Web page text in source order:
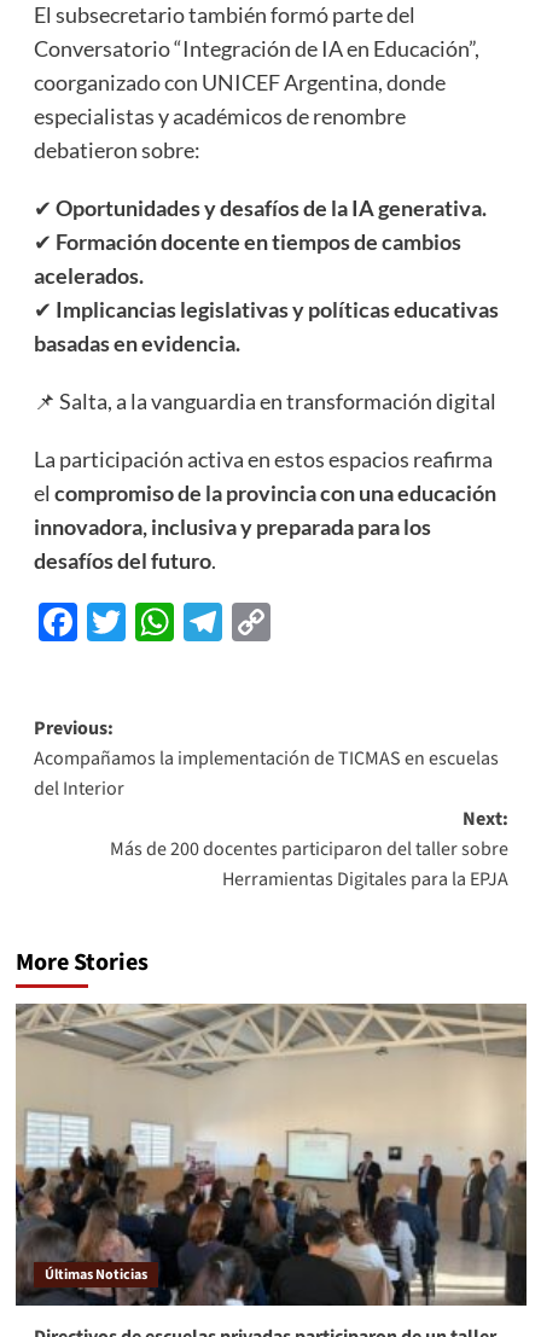
El subsecretario también formó parte del
Conversatorio “Integración de IA en Educación”,
coorganizado con UNICEF Argentina, donde
especialistas y académicos de renombre
debatieron sobre:
✔ Oportunidades y desafíos de la IA generativa.
✔ Formación docente en tiempos de cambios
acelerados.
✔ Implicancias legislativas y políticas educativas
basadas en evidencia.
📌 Salta, a la vanguardia en transformación digital
La participación activa en estos espacios reafirma
el compromiso de la provincia con una educación
innovadora, inclusiva y preparada para los
desafíos del futuro.
Facebook
Twitter
WhatsApp
Telegram
Copy
Previous:
Acompañamos la implementación de TICMAS en escuelas
del Interior
Next:
Más de 200 docentes participaron del taller sobre
Herramientas Digitales para la EPJA
More Stories
Últimas Noticias